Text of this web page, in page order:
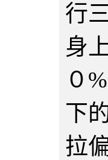
行
身
０
下
拉